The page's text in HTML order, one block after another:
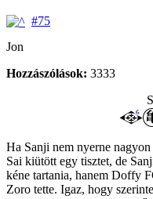
#75
Jon
Hozzászólások: 3333
Ha Sanji nem nyerne
Sai kiütött egy tisztet, de
kéne tartania, hanem Doffy
Zoro tette. Igaz, hogy